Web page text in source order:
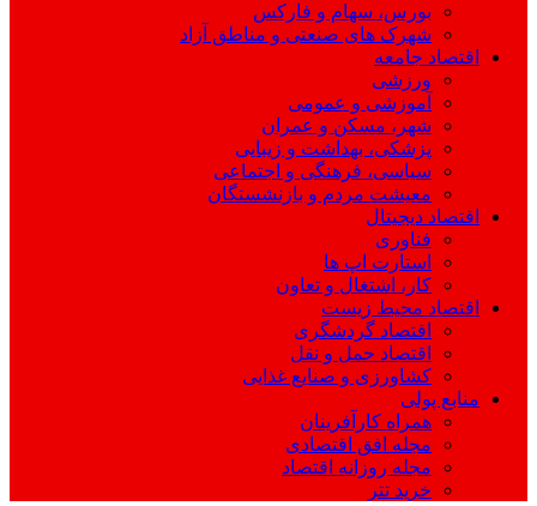
بورس، سهام و فارکس
شهرک های صنعتی و مناطق آزاد
اقتصاد جامعه
ورزشی
آموزشی و عمومی
شهر، مسکن و عمران
پزشکی، بهداشت و زیبایی
سیاسی، فرهنگی و اجتماعی
معیشت مردم و بازنشستگان
اقتصاد دیجیتال
فناوری
استارت اپ ها
کار، اشتغال و تعاون
اقتصاد محیط زیست
اقتصاد گردشگری
اقتصاد حمل و نقل
کشاورزی و صنایع غذایی
منابع پولی
همراه کارآفرینان
مجله افق اقتصادی
مجله روزانه اقتصاد
خرید تتر